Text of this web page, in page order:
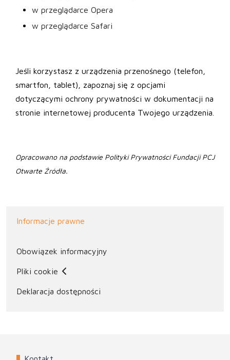
w przeglądarce Opera
w przeglądarce Safari
Jeśli korzystasz z urządzenia przenośnego (telefon,
smartfon, tablet), zapoznaj się z opcjami
dotyczącymi ochrony prywatności w dokumentacji na
stronie internetowej producenta Twojego urządzenia.
Opracowano na podstawie Polityki Prywatności Fundacji PCJ
Otwarte Źródła.
Informacje prawne
Obowiązek informacyjny
Pliki cookie
Deklaracja dostępności